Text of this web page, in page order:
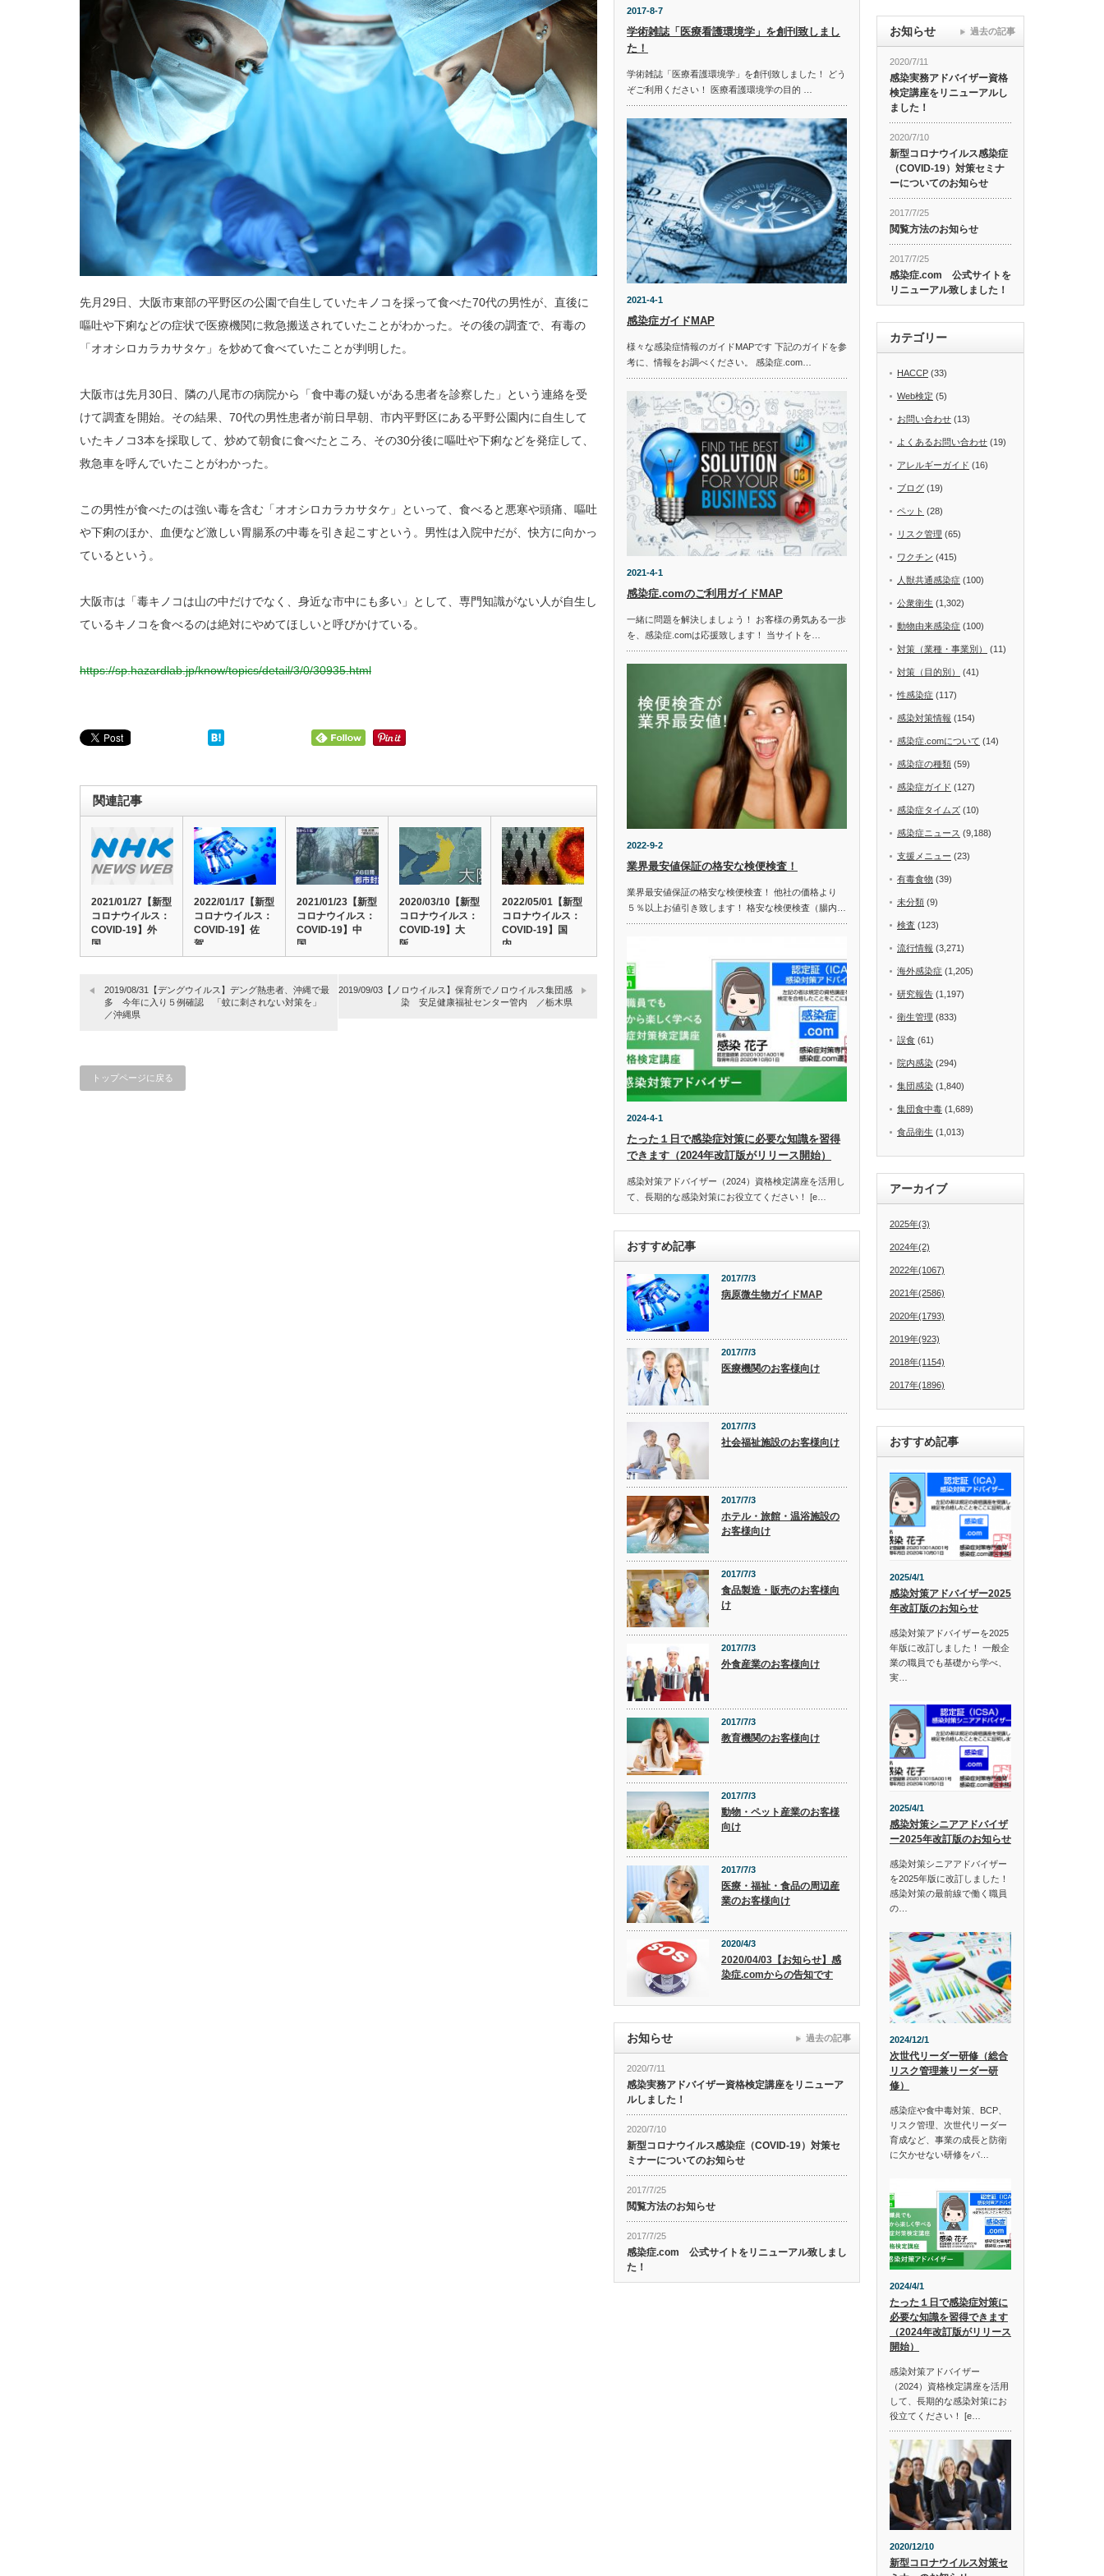
先月29日、大阪市東部の平野区の公園で自生していたキノコを採って食べた70代の男性が、直後に
嘔吐や下痢などの症状で医療機関に救急搬送されていたことがわかった。その後の調査で、有毒の
「オオシロカラカサタケ」を炒めて食べていたことが判明した。
大阪市は先月30日、隣の八尾市の病院から「食中毒の疑いがある患者を診察した」という連絡を受
けて調査を開始。その結果、70代の男性患者が前日早朝、市内平野区にある平野公園内に自生して
いたキノコ3本を採取して、炒めて朝食に食べたところ、その30分後に嘔吐や下痢などを発症して、
救急車を呼んでいたことがわかった。
この男性が食べたのは強い毒を含む「オオシロカラカサタケ」といって、食べると悪寒や頭痛、嘔吐
や下痢のほか、血便など激しい胃腸系の中毒を引き起こすという。男性は入院中だが、快方に向かっ
ているという。
大阪市は「毒キノコは山の中だけでなく、身近な市中にも多い」として、専門知識がない人が自生し
ているキノコを食べるのは絶対にやめてほしいと呼びかけている。
https://sp.hazardlab.jp/know/topics/detail/3/0/30935.html
関連記事
2021/01/27【新型
コロナウイルス：
COVID-19】外
国…
2022/01/17【新型
コロナウイルス：
COVID-19】佐
賀…
2021/01/23【新型
コロナウイルス：
COVID-19】中
国…
2020/03/10【新型
コロナウイルス：
COVID-19】大
阪…
2022/05/01【新型
コロナウイルス：
COVID-19】国
内…
2019/08/31【デングウイルス】デング熱患者、沖縄で最
多 今年に入り５例確認 「蚊に刺されない対策を」
／沖縄県
2019/09/03【ノロウイルス】保育所でノロウイルス集団感
染 安足健康福祉センター管内 ／栃木県
トップページに戻る
2017-8-7
学術雑誌「医療看護環境学」を創刊致しまし
た！
学術雑誌「医療看護環境学」を創刊致しました！ どう
ぞご利用ください！ 医療看護環境学の目的 …
2021-4-1
感染症ガイドMAP
様々な感染症情報のガイドMAPです 下記のガイドを参
考に、情報をお調べください。 感染症.com…
2021-4-1
感染症.comのご利用ガイドMAP
一緒に問題を解決しましょう！ お客様の勇気ある一歩
を、感染症.comは応援致します！ 当サイトを…
2022-9-2
業界最安値保証の格安な検便検査！
業界最安値保証の格安な検便検査！ 他社の価格より
５％以上お値引き致します！ 格安な検便検査（腸内…
2024-4-1
たった１日で感染症対策に必要な知識を習得
できます（2024年改訂版がリリース開始）
感染対策アドバイザー（2024）資格検定講座を活用し
て、長期的な感染対策にお役立てください！ [e…
おすすめ記事
2017/7/3
病原微生物ガイドMAP
2017/7/3
医療機関のお客様向け
2017/7/3
社会福祉施設のお客様向け
2017/7/3
ホテル・旅館・温浴施設の
お客様向け
2017/7/3
食品製造・販売のお客様向
け
2017/7/3
外食産業のお客様向け
2017/7/3
教育機関のお客様向け
2017/7/3
動物・ペット産業のお客様
向け
2017/7/3
医療・福祉・食品の周辺産
業のお客様向け
2020/4/3
2020/04/03【お知らせ】感
染症.comからの告知です
お知らせ
2020/7/11
感染実務アドバイザー資格検定講座をリニューア
ルしました！
2020/7/10
新型コロナウイルス感染症（COVID-19）対策セ
ミナーについてのお知らせ
2017/7/25
閲覧方法のお知らせ
2017/7/25
感染症.com 公式サイトをリニューアル致しまし
た！
過去の記事
お知らせ
2020/7/11
感染実務アドバイザー資格
検定講座をリニューアルし
ました！
2020/7/10
新型コロナウイルス感染症
（COVID-19）対策セミナ
ーについてのお知らせ
2017/7/25
閲覧方法のお知らせ
2017/7/25
感染症.com 公式サイトを
リニューアル致しました！
過去の記事
カテゴリー
HACCP (33)
Web検定 (5)
お問い合わせ (13)
よくあるお問い合わせ (19)
アレルギーガイド (16)
ブログ (19)
ペット (28)
リスク管理 (65)
ワクチン (415)
人獣共通感染症 (100)
公衆衛生 (1,302)
動物由来感染症 (100)
対策（業種・事業別） (11)
対策（目的別） (41)
性感染症 (117)
感染対策情報 (154)
感染症.comについて (14)
感染症の種類 (59)
感染症ガイド (127)
感染症タイムズ (10)
感染症ニュース (9,188)
支援メニュー (23)
有毒食物 (39)
未分類 (9)
検査 (123)
流行情報 (3,271)
海外感染症 (1,205)
研究報告 (1,197)
衛生管理 (833)
誤食 (61)
院内感染 (294)
集団感染 (1,840)
集団食中毒 (1,689)
食品衛生 (1,013)
アーカイブ
2025年(3)
2024年(2)
2022年(1067)
2021年(2586)
2020年(1793)
2019年(923)
2018年(1154)
2017年(1896)
おすすめ記事
2025/4/1
感染対策アドバイザー2025
年改訂版のお知らせ
感染対策アドバイザーを2025
年版に改訂しました！ 一般企
業の職員でも基礎から学べ、
実…
2025/4/1
感染対策シニアアドバイザ
ー2025年改訂版のお知らせ
感染対策シニアアドバイザー
を2025年版に改訂しました！
感染対策の最前線で働く職員
の…
2024/12/1
次世代リーダー研修（総合
リスク管理兼リーダー研
修）
感染症や食中毒対策、BCP、
リスク管理、次世代リーダー
育成など、事業の成長と防衛
に欠かせない研修をパ…
2024/4/1
たった１日で感染症対策に
必要な知識を習得できます
（2024年改訂版がリリース
開始）
感染対策アドバイザー
（2024）資格検定講座を活用
して、長期的な感染対策にお
役立てください！ [e…
2020/12/10
新型コロナウイルス対策セ